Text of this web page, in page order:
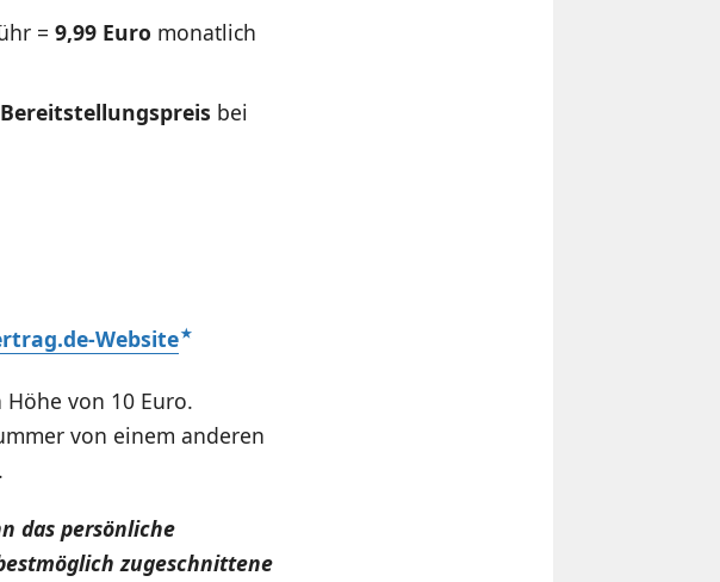
= 9,99 Euro monatlich
bei
Website
von 10 Euro.
von einem anderen
.
das persönliche
zugeschnittene